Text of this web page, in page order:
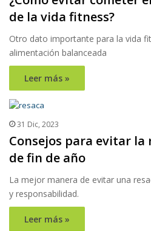
de la vida fitness?
Otro dato importante para la vida
alimentación balanceada
Leer más »
31 Dic, 2023
Consejos para evitar la
de fin de año
La mejor manera de evitar una
y responsabilidad.
Leer más »